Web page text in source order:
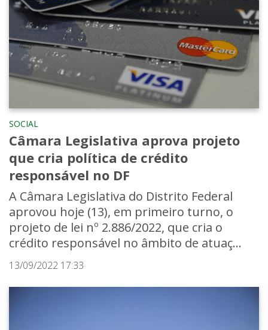
SOCIAL
Câmara Legislativa aprova projeto
que cria política de crédito
responsável no DF
A Câmara Legislativa do Distrito Federal
aprovou hoje (13), em primeiro turno, o
projeto de lei nº 2.886/2022, que cria o
crédito responsável no âmbito de atuaç...
13/09/2022 17:33